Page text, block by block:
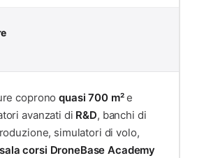
copronoquasi 700 m²e
avanzati di R&D, banchi di
simulatori di volo,
sala corsi DroneBase Academy